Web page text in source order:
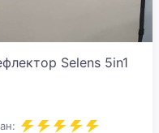
Selens 5in1